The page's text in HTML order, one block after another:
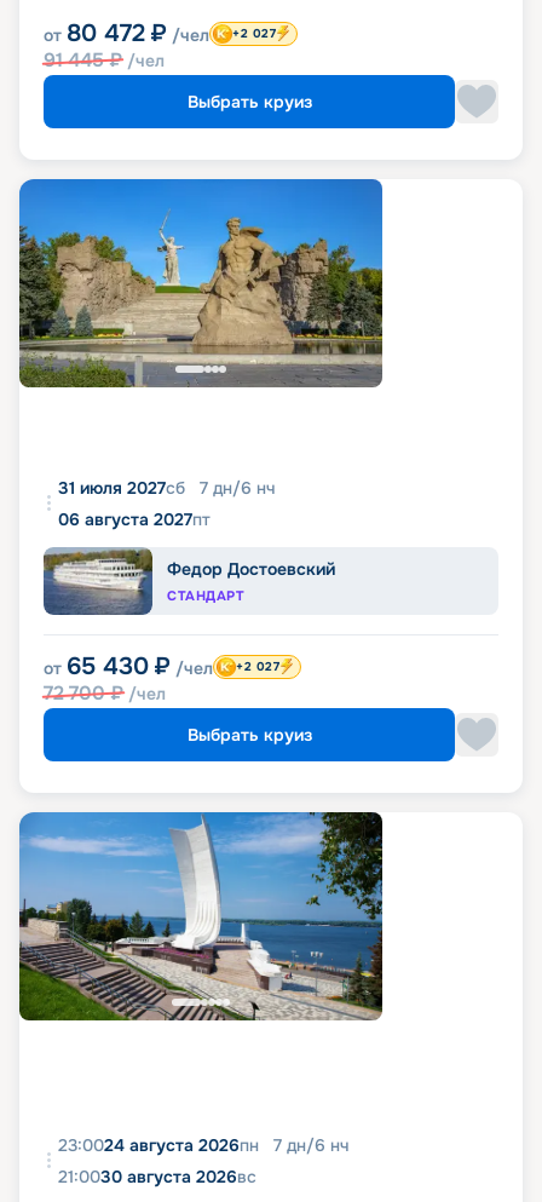
от 80 472 ₽ /чел
91 445₽ /чел
+2 027
Выбрать круиз
31 июля 2027сб 7 дн/6 нч
06 августа 2027пт
Федор Достоевский
СТАНДАРТ
от 65 430 ₽ /чел
72 700₽ /чел
+2 027
Выбрать круиз
23:0024 августа 2026пн 7 дн/6 нч
21:0030 августа 2026вс